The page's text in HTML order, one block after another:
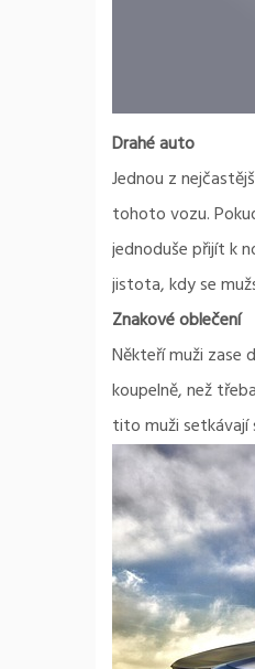
Drahé auto
Jednou z
tohoto vozu.
jednoduše přijít k
jistota, kdy se
Znakové oblečení
Někteří muži zase
koupelně, než
tito muži setkávají